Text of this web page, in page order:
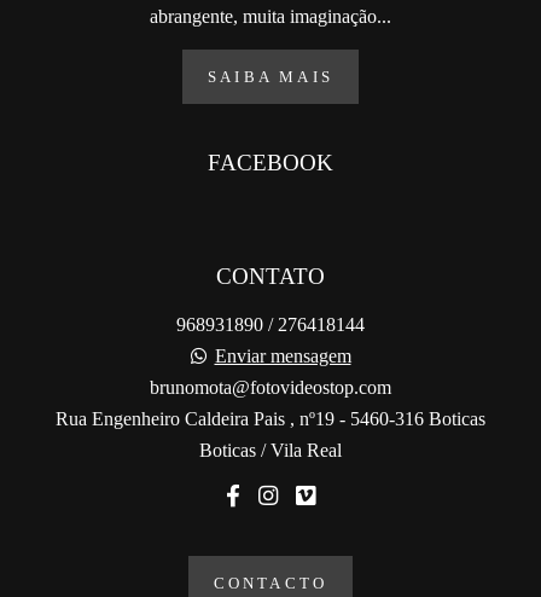
abrangente, muita imaginação...
SAIBA MAIS
FACEBOOK
CONTATO
968931890 / 276418144
Enviar mensagem
brunomota@fotovideostop.com
Rua Engenheiro Caldeira Pais , nº19 - 5460-316 Boticas
Boticas / Vila Real
CONTACTO